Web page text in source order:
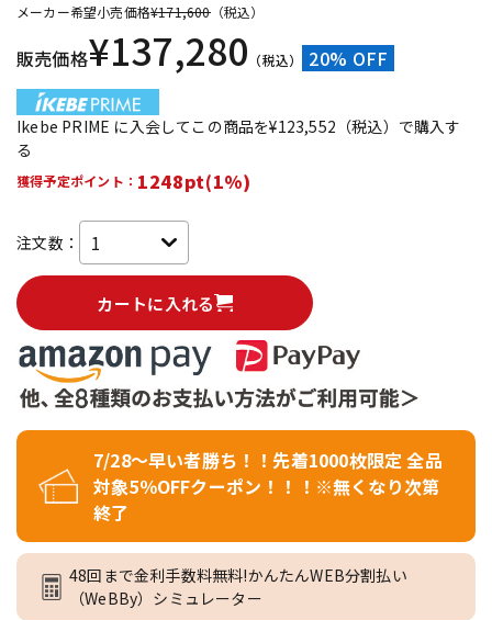
メーカー希望小売価格¥171,600（税込）
販売価格¥137,280 （税込） 20% OFF
Ikebe PRIME に入会してこの商品を¥123,552（税込）で購入す
る
獲得予定ポイント： 1248pt(1%)
注文数：
カートに入れる
7/28～早い者勝ち！！先着1000枚限定 全品
対象5％OFFクーポン！！！※無くなり次第
終了
48回まで金利手数料無料!かんたんWEB分割払い
（WeBBy）シミュレーター